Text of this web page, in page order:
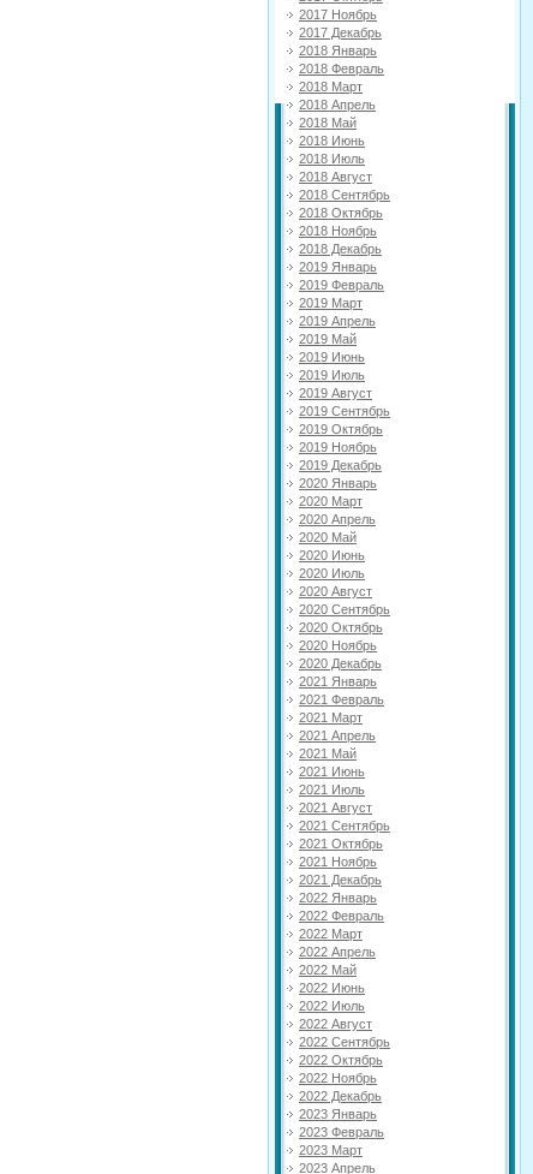
2017 Ноябрь
2017 Декабрь
2018 Январь
2018 Февраль
2018 Март
2018 Апрель
2018 Май
2018 Июнь
2018 Июль
2018 Август
2018 Сентябрь
2018 Октябрь
2018 Ноябрь
2018 Декабрь
2019 Январь
2019 Февраль
2019 Март
2019 Апрель
2019 Май
2019 Июнь
2019 Июль
2019 Август
2019 Сентябрь
2019 Октябрь
2019 Ноябрь
2019 Декабрь
2020 Январь
2020 Март
2020 Апрель
2020 Май
2020 Июнь
2020 Июль
2020 Август
2020 Сентябрь
2020 Октябрь
2020 Ноябрь
2020 Декабрь
2021 Январь
2021 Февраль
2021 Март
2021 Апрель
2021 Май
2021 Июнь
2021 Июль
2021 Август
2021 Сентябрь
2021 Октябрь
2021 Ноябрь
2021 Декабрь
2022 Январь
2022 Февраль
2022 Март
2022 Апрель
2022 Май
2022 Июнь
2022 Июль
2022 Август
2022 Сентябрь
2022 Октябрь
2022 Ноябрь
2022 Декабрь
2023 Январь
2023 Февраль
2023 Март
2023 Апрель